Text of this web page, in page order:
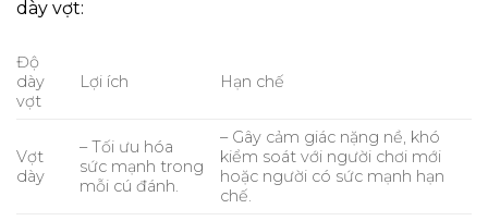
dày vợt:
Độ
dày
vợt
Lợi ích Hạn chế
Vợt
dày
– Tối ưu hóa
sức mạnh trong
mỗi cú đánh.
– Gây cảm giác nặng nề, khó
kiểm soát với người chơi mới
hoặc người có sức mạnh hạn
chế.